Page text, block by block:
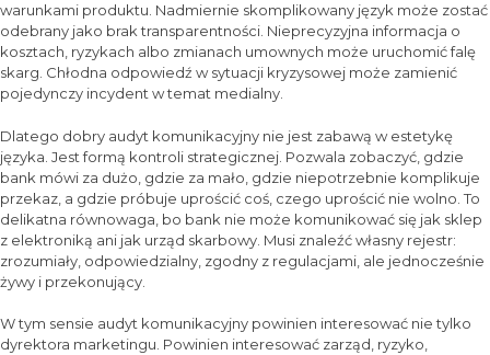
warunkami produktu. Nadmiernie skomplikowany język może zostać
odebrany jako brak transparentności. Nieprecyzyjna informacja o
kosztach, ryzykach albo zmianach umownych może uruchomić falę
skarg. Chłodna odpowiedź w sytuacji kryzysowej może zamienić
pojedynczy incydent w temat medialny.
Dlatego dobry audyt komunikacyjny nie jest zabawą w estetykę
języka. Jest formą kontroli strategicznej. Pozwala zobaczyć, gdzie
bank mówi za dużo, gdzie za mało, gdzie niepotrzebnie komplikuje
przekaz, a gdzie próbuje uprościć coś, czego uprościć nie wolno. To
delikatna równowaga, bo bank nie może komunikować się jak sklep
z elektroniką ani jak urząd skarbowy. Musi znaleźć własny rejestr:
zrozumiały, odpowiedzialny, zgodny z regulacjami, ale jednocześnie
żywy i przekonujący.
W tym sensie audyt komunikacyjny powinien interesować nie tylko
dyrektora marketingu. Powinien interesować zarząd, ryzyko,